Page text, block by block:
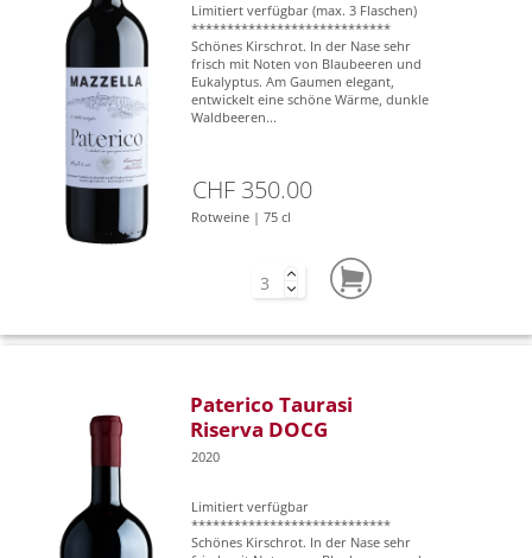
Limitiert verfügbar (max. 3 Flaschen)
****************************
Schönes Kirschrot. In der Nase sehr
frisch mit Noten von Blaubeeren und
Eukalyptus. Am Gaumen elegant,
entwickelt eine schöne Wärme, dunkle
Waldbeeren...
CHF 350.00
Rotweine | 75 cl
Paterico Taurasi
Riserva DOCG
2020
Limitiert verfügbar
****************************
Schönes Kirschrot. In der Nase sehr